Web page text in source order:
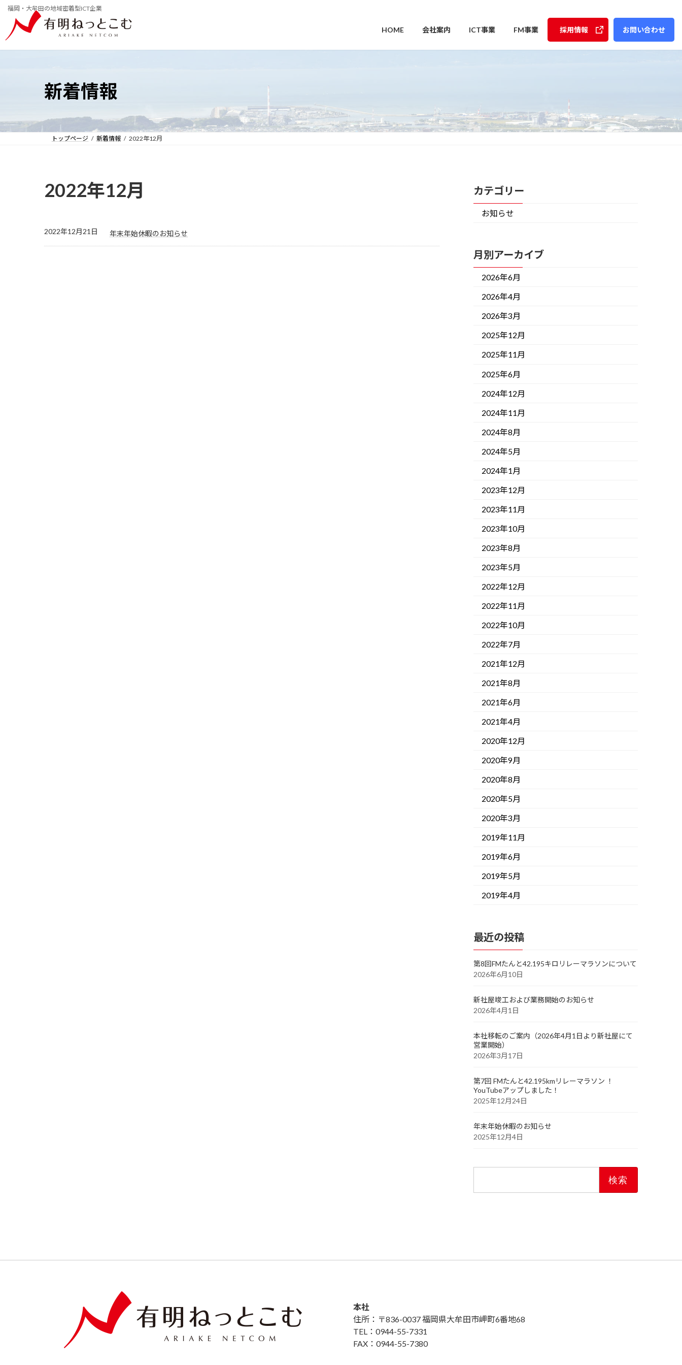
コ
ン
ツ
へ
ナ
ビ
シ
ョ
福岡・大牟田の地域密着型ICT企業
HOME 会社案内 ICT事業 FM事業 採用情報 お問い合わせ
新着情報
トップページ 新着情報 2022年12月
2022年12月
2022年12月21日 年末年始休暇のお知らせ
カテゴリー
お知らせ
月別アーカイブ
2026年6月
2026年4月
2026年3月
2025年12月
2025年11月
2025年6月
2024年12月
2024年11月
2024年8月
2024年5月
2024年1月
2023年12月
2023年11月
2023年10月
2023年8月
2023年5月
2022年12月
2022年11月
2022年10月
2022年7月
2021年12月
2021年8月
2021年6月
2021年4月
2020年12月
2020年9月
2020年8月
2020年5月
2020年3月
2019年11月
2019年6月
2019年5月
2019年4月
最近の投稿
第8回FMたんと42.195キロリレーマラソンについて
2026年6月10日
新社屋竣工および業務開始のお知らせ
2026年4月1日
本社移転のご案内（2026年4月1日より新社屋にて
営業開始）
2026年3月17日
第7回 FMたんと42.195kmリレーマラソン ！
YouTubeアップしました！
2025年12月24日
年末年始休暇のお知らせ
2025年12月4日
検
本社
住所：〒836-0037 福岡県大牟田市岬町6番地68
TEL：0944-55-7331
FAX：0944-55-7380